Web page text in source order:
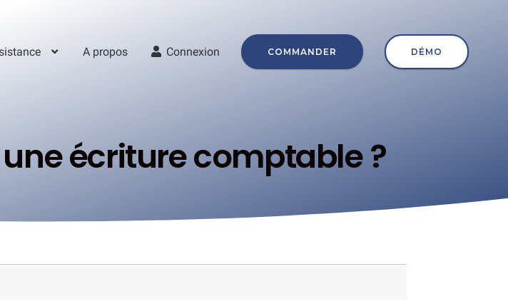
A propos Connexion COMMANDER DÉMO
écriture comptable ?